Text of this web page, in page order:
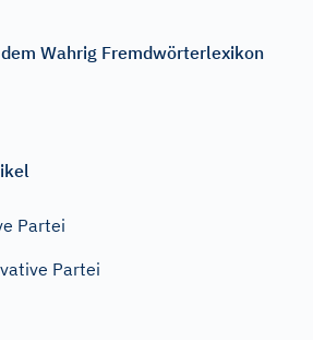
Wahrig Fremdwörterlexikon
Partei
Partei